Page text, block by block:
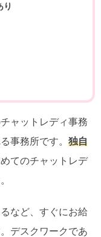
り
ャットレディ事務
事務所です。 独自
てのチャットレデ
など、すぐにお給
デスクワークであ